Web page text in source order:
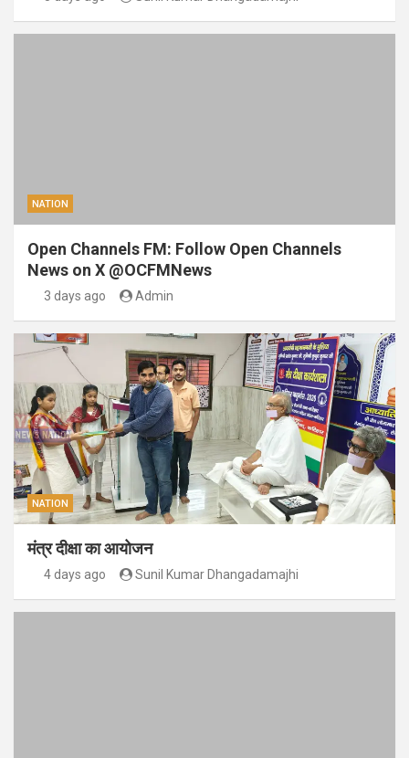
NATION
Open Channels FM: Follow Open Channels
News on X @OCFMNews
3 days ago Admin
NATION
मंत्र दीक्षा का आयोजन
4 days ago Sunil Kumar Dhangadamajhi